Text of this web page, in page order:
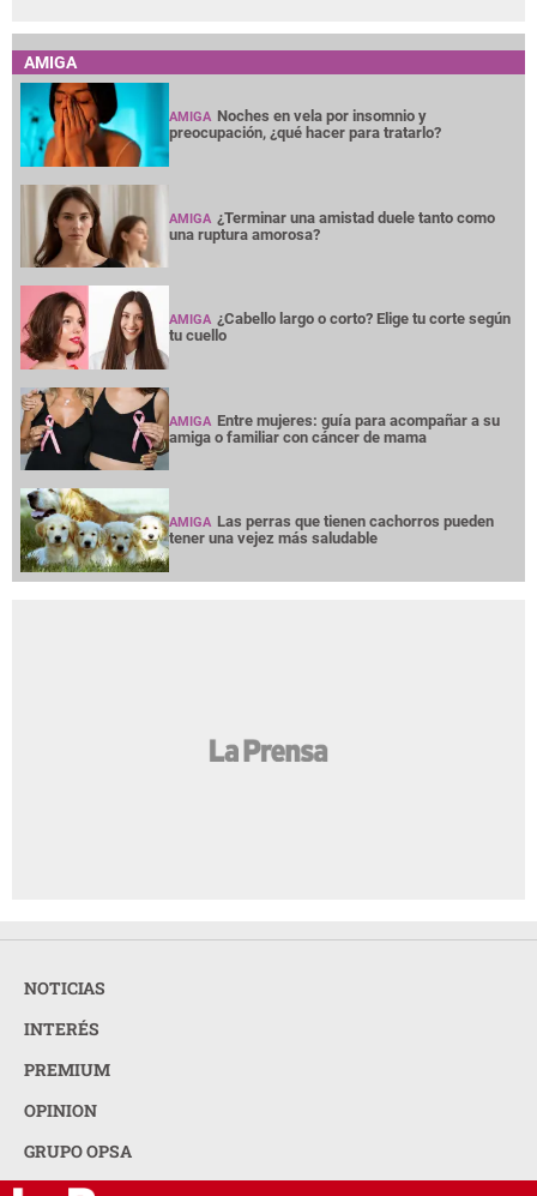
AMIGA
AMIGA Noches en vela por insomnio y
preocupación, ¿qué hacer para tratarlo?
AMIGA ¿Terminar una amistad duele tanto como
una ruptura amorosa?
AMIGA ¿Cabello largo o corto? Elige tu corte según
tu cuello
AMIGA Entre mujeres: guía para acompañar a su
amiga o familiar con cáncer de mama
AMIGA Las perras que tienen cachorros pueden
tener una vejez más saludable
NOTICIAS
INTERÉS
PREMIUM
OPINION
GRUPO OPSA